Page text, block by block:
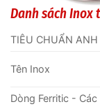
Danh sách Inox
TIÊU CHUẨN ANH
Tên Inox
Dòng Ferritic -